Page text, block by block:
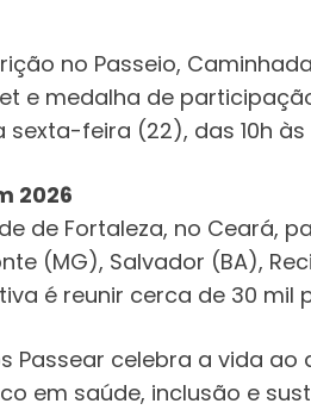
no Passeio,
e medalha de
sexta-feira (22), das 10h
2026
de Fortaleza, no Ceará,
(MG), Salvador (BA),
é reunir cerca de 30
Passear celebra a vida
em saúde, inclusão e